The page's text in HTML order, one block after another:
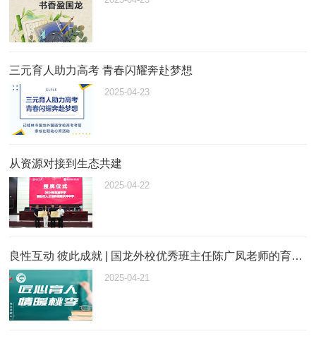
三元育人助力高考 青春闪耀奔赴梦想
2025-04-23
从资源对接到生态共建
2025-04-22
良性互动 彼此成就 | 国龙外校优秀班主任陈广凤老师的育人慧语
2025-04-21